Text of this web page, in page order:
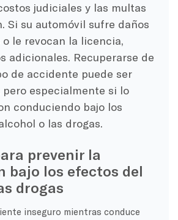
judiciales y las multas
Si su automóvil sufre daños
le revocan la licencia,
adicionales. Recuperarse de
de accidente puede ser
especialmente si lo
conduciendo bajo los
o las drogas.
prevenir la
bajo los efectos del
drogas
inseguro mientras conduce